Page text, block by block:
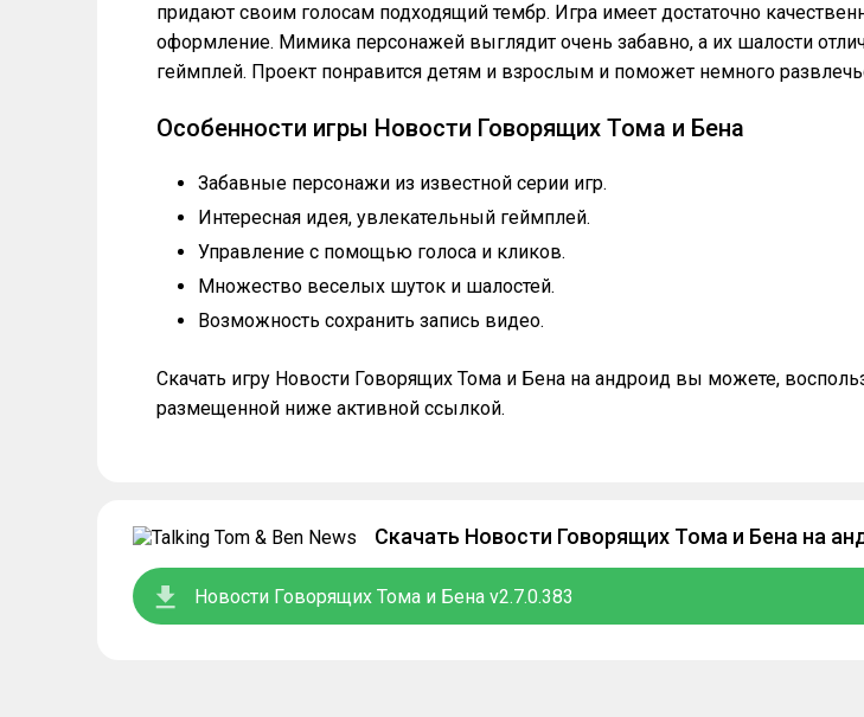
придают своим голосам подходящий тембр. Игра имеет достаточно
оформление. Мимика персонажей выглядит очень забавно, а их шалости
геймплей. Проект понравится детям и взрослым и поможет немного
Особенности игры Новости Говорящих Тома и Бена
Забавные персонажи из известной серии игр.
Интересная идея, увлекательный геймплей.
Управление с помощью голоса и кликов.
Множество веселых шуток и шалостей.
Возможность сохранить запись видео.
Скачать игру Новости Говорящих Тома и Бена на андроид вы можете,
размещенной ниже активной ссылкой.
Скачать Новости Говорящих Тома и Бена на
Новости Говорящих Тома и Бена v2.7.0.383